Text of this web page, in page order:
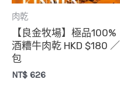
肉乾
【良金牧場】極品100%
酒糟牛肉乾 HKD $180 ／
包
NT$ 626